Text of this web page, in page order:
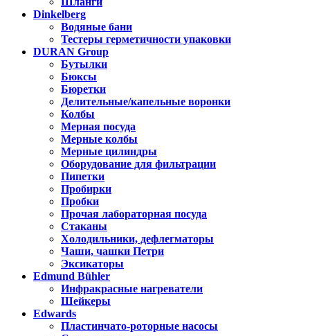
Dinkelberg
Водяные бани
Тестеры герметичности упаковки
DURAN Group
Бутылки
Бюксы
Бюретки
Делительные/капельные воронки
Колбы
Мерная посуда
Мерные колбы
Мерные цилиндры
Оборудование для фильтрации
Пипетки
Пробирки
Пробки
Прочая лабораторная посуда
Стаканы
Холодильники, дефлегматоры
Чаши, чашки Петри
Эксикаторы
Edmund Bühler
Инфракрасные нагреватели
Шейкеры
Edwards
Пластинчато-роторные насосы